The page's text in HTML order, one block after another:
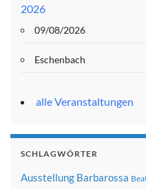
2026
09/08/2026
Eschenbach
alle Veranstaltungen
SCHLAGWÖRTER
Ausstellung Barbarossa